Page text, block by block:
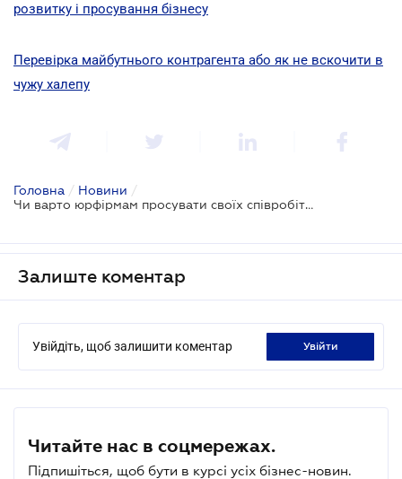
розвитку і просування бізнесу
Перевірка майбутнього контрагента або як не вскочити в
чужу халепу
Головна / Новини /
Чи варто юрфірмам просувати своїх співробітників?
Залиште коментар
Увійдіть, щоб залишити коментар увійти
Читайте нас в соцмережах.
Підпишіться, щоб бути в курсі усіх бізнес-новин.